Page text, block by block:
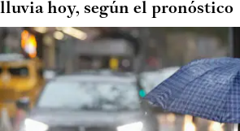
lluvia hoy, según el pronóstico